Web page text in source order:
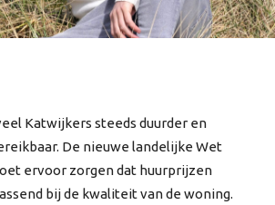
Katwijkers steeds duurder en
De nieuwe landelijke Wet
ervoor zorgen dat huurprijzen
bij de kwaliteit van de woning.